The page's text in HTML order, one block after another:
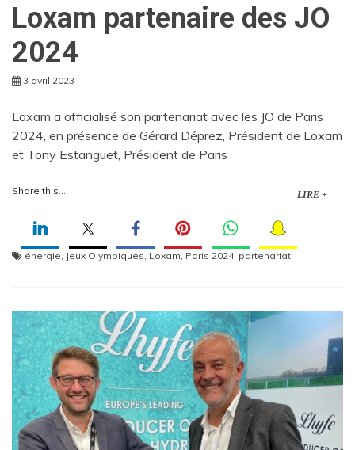
Loxam partenaire des JO
2024
3 avril 2023
Loxam a officialisé son partenariat avec les JO de Paris
2024, en présence de Gérard Déprez, Président de Loxam
et Tony Estanguet, Président de Paris
Share this... LIRE +
énergie Jeux Olympiques Loxam Paris 2024, partenariat